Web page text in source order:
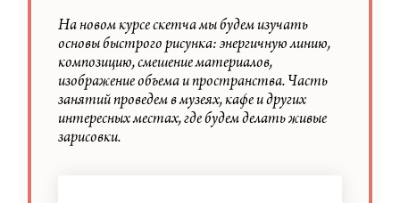
На новом курсе скетча мы будем изучать
основы быстрого рисунка: энергичную линию,
композицию, смешение материалов,
изображение объема и пространства. Часть
занятий проведем в музеях, кафе и других
интересных местах, где будем делать живые
зарисовки.